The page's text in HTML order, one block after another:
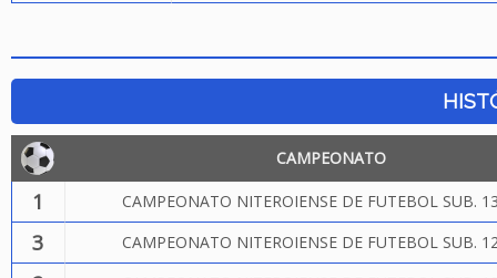
CAMPEONATO
1 CAMPEONATO NITEROIENSE DE FUTEBOL SUB.
3 CAMPEONATO NITEROIENSE DE FUTEBOL SUB.